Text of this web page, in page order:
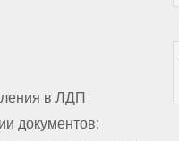
в ЛДП
документов: